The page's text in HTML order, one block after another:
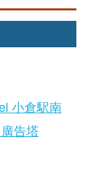
小倉駅南
告塔